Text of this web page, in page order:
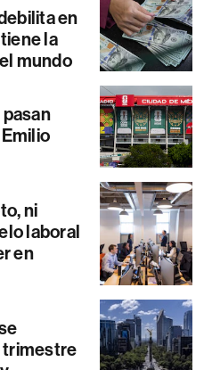
en
la
mundo
ni
laboral
en
trimestre